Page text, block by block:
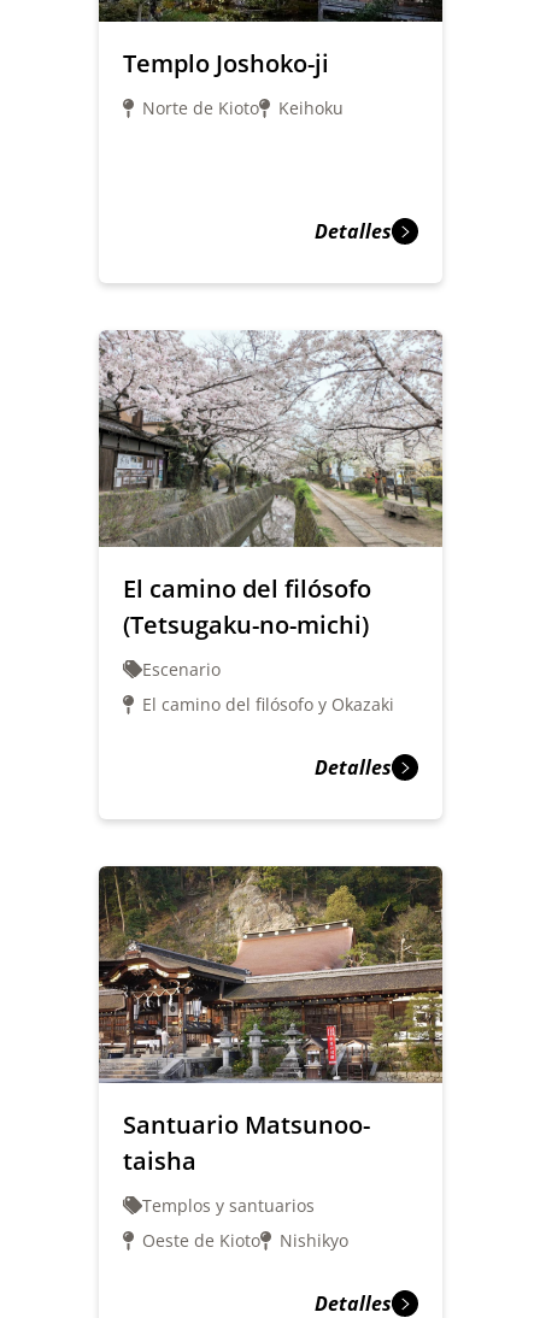
Templo Joshoko-ji
Norte de Kioto Keihoku
Detalles
El camino del filósofo
(Tetsugaku-no-michi)
Escenario
El camino del filósofo y Okazaki
Detalles
Santuario Matsunoo-
taisha
Templos y santuarios
Oeste de Kioto
Nishikyo
Detalles